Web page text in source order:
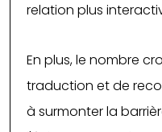
relation plus
En plus, le nombre
traduction et de
à surmonter la